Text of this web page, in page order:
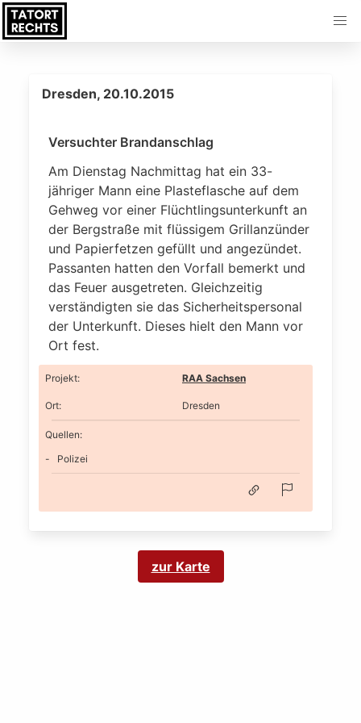
Dresden, 20.10.2015
Versuchter Brandanschlag
Am Dienstag Nachmittag hat ein 33-
jähriger Mann eine Plasteflasche auf dem
Gehweg vor einer Flüchtlingsunterkunft an
der Bergstraße mit flüssigem Grillanzünder
und Papierfetzen gefüllt und angezündet.
Passanten hatten den Vorfall bemerkt und
das Feuer ausgetreten. Gleichzeitig
verständigten sie das Sicherheitspersonal
der Unterkunft. Dieses hielt den Mann vor
Ort fest.
Projekt: RAA Sachsen
Ort: Dresden
Quellen:
Polizei
zur Karte